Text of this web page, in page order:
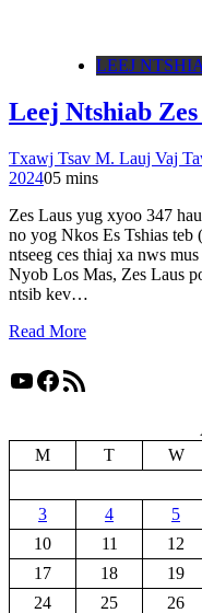
LEEJ
Leej Ntshiab
Txawj Tsav M. Lauj Vaj
202405 mins
Zes Laus yug xyoo 347
no yog Nkos Es Tshias teb
ntseeg ces thiaj xa nws
Nyob Los Mas, Zes Laus
ntsib kev…
Read More
YouTube
Facebook
RSS Feed
M
T W
3
4 5
10
11 12
17
18 19
24
25 26